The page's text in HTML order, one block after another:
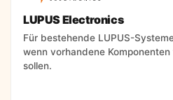
LUPUS Electronics
Für bestehende LUPUS-
wenn vorhandene
sollen.